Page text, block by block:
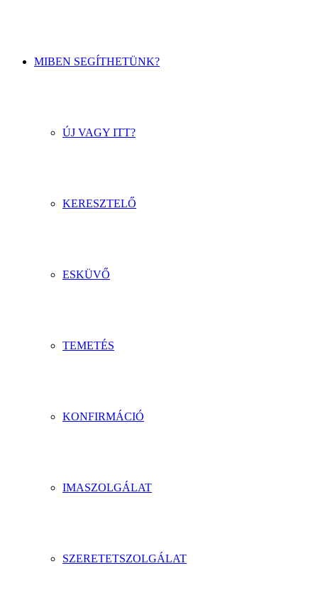
MIBEN SEGÍTHETÜNK?
ÚJ VAGY ITT?
KERESZTELŐ
ESKÜVŐ
TEMETÉS
KONFIRMÁCIÓ
IMASZOLGÁLAT
SZERETETSZOLGÁLAT